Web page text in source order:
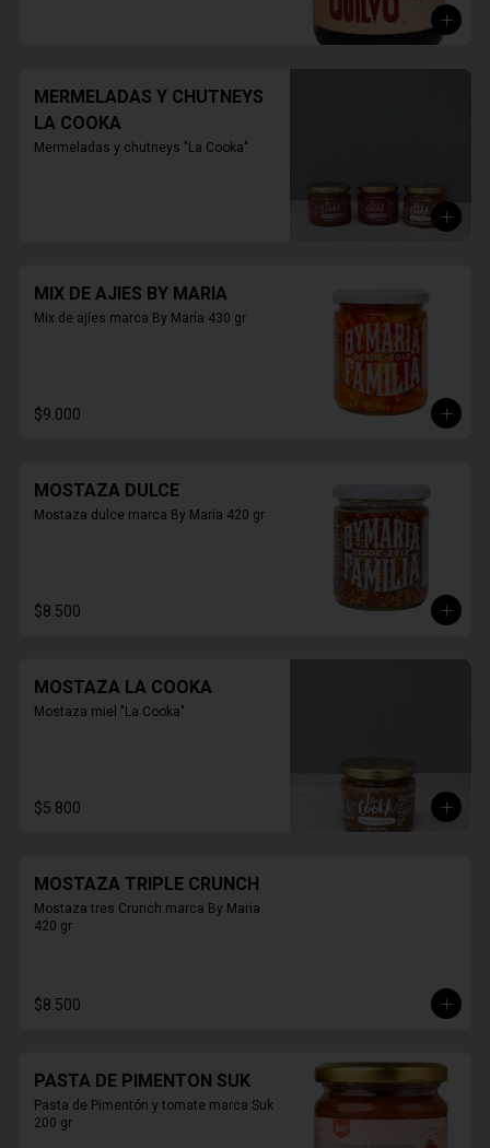
MERMELADAS Y CHUTNEYS
LA COOKA
Mermeladas y chutneys "La Cooka"
MIX DE AJIES BY MARIA
Mix de ajíes marca By María 430 gr
$9.000
MOSTAZA DULCE
Mostaza dulce marca By Maria 420 gr
$8.500
MOSTAZA LA COOKA
Mostaza miel "La Cooka"
$5.800
MOSTAZA TRIPLE CRUNCH
Mostaza tres Crunch marca By Maria
420 gr
$8.500
PASTA DE PIMENTON SUK
Pasta de Pimentón y tomate marca Suk
200 gr